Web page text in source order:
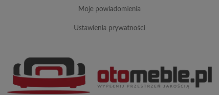
moje powiadomienia
ustawienia prywatności